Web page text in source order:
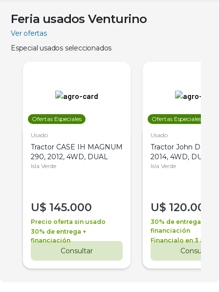
Feria usados Venturino
Ver ofertas
Especial usados seleccionados
Ofertas Especiales
Usado
Tractor CASE IH MAGNUM
290, 2012, 4WD, DUAL
Isla Verde
U$ 145.000
Precio oferta sin usado
30% de entrega +
financiación
Consultar
Ofertas Especiales
Usado
Tractor John Deere
2014, 4WD, DUAL
Isla Verde
U$ 120.000
30% de entrega +
financiación
Financialo en 3 años
Consultar